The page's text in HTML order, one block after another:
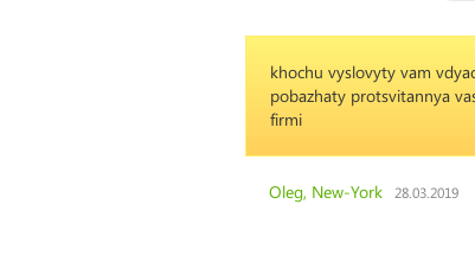
khochu vyslovyty vam
pobazhaty protsvitannya
firmi
Oleg, New-York 28.03.2019